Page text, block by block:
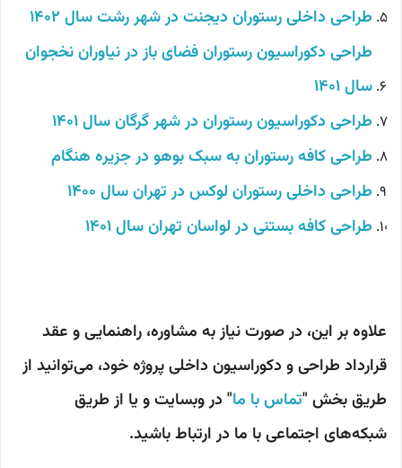
طراحی داخلی رستوران دیجنت در شهر رشت سال 1402
طراحی دکوراسیون رستوران فضای باز در نیاوران نخجوان
سال 1401
طراحی دکوراسیون رستوران در شهر گرگان سال 1401
طراحی کافه رستوران به سبک بوهو در جزیره هنگام
طراحی داخلی رستوران لوکس در تهران سال 1400
طراحی کافه بستنی در لواسان تهران سال 1401
علاوه بر این، در صورت نیاز به مشاوره، راهنمایی و عقد
قرارداد طراحی و دکوراسیون داخلی پروژه خود، می‌توانید از
طریق بخش "تماس با ما" در وبسایت و یا از طریق
شبکه‌های اجتماعی با ما در ارتباط باشید.